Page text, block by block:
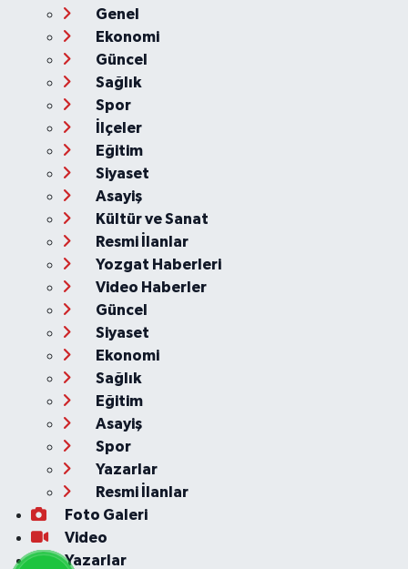
Genel
Ekonomi
Güncel
Sağlık
Spor
İlçeler
Eğitim
Siyaset
Asayiş
Kültür ve Sanat
Resmi İlanlar
Yozgat Haberleri
Video Haberler
Güncel
Siyaset
Ekonomi
Sağlık
Eğitim
Asayiş
Spor
Yazarlar
Resmi İlanlar
Foto Galeri
Video
Yazarlar